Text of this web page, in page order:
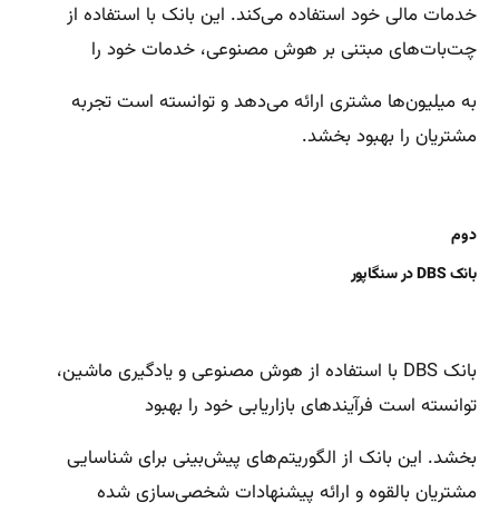
خدمات مالی خود استفاده می‌کند. این بانک با استفاده از
چت‌بات‌های مبتنی بر هوش مصنوعی، خدمات خود را
به میلیون‌ها مشتری ارائه می‌دهد و توانسته است تجربه
مشتریان را بهبود بخشد.
دوم
بانک DBS در سنگاپور
بانک DBS با استفاده از هوش مصنوعی و یادگیری ماشین،
توانسته است فرآیندهای بازاریابی خود را بهبود
بخشد. این بانک از الگوریتم‌های پیش‌بینی برای شناسایی
مشتریان بالقوه و ارائه پیشنهادات شخصی‌سازی شده